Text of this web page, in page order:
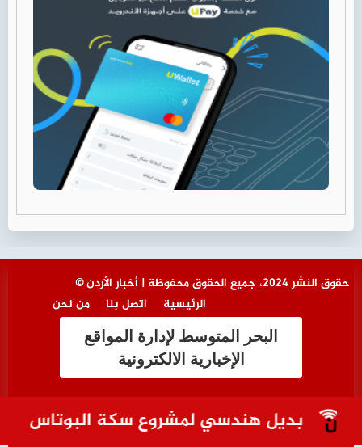
بديل هندسي لمشروع سكة البوتاس يغني
© حقوق النشر 2024، جميع الحقوق محفوظة | أخبار الأردن
من نحن
اتصل بنا الرئيسية
البحر المتوسط لإدارة المواقع
الإخبارية الالكترونية